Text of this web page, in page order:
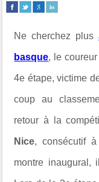
Ne cherchez plus
basque, le coureur
4e étape, victime
coup au
retour à la
Nice, consécutif
montre inaugural,